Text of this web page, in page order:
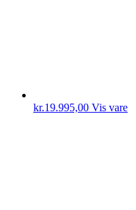
kr.19.995,00 Vis vare